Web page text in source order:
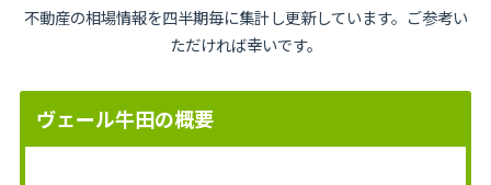
不動産の相場情報を四半期毎に集計し更新しています。ご参考い
ただければ幸いです。
ヴェール牛田の概要